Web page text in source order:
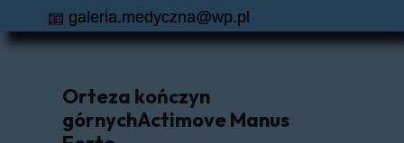
📧 galeria.medyczna@wp.pl
Orteza kończyn
górnychActimove Manus